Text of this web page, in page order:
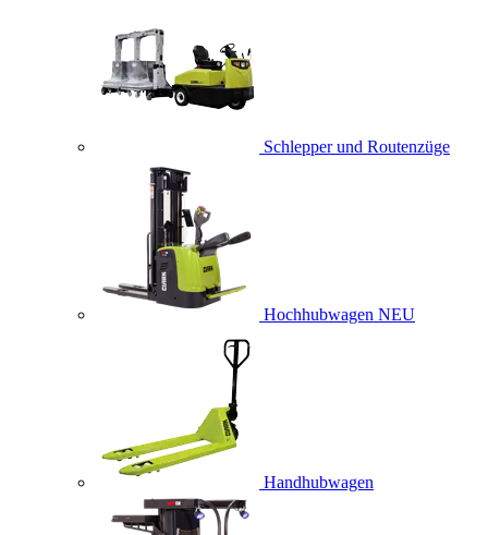
Schlepper und Routenzüge
Hochhubwagen NEU
Handhubwagen